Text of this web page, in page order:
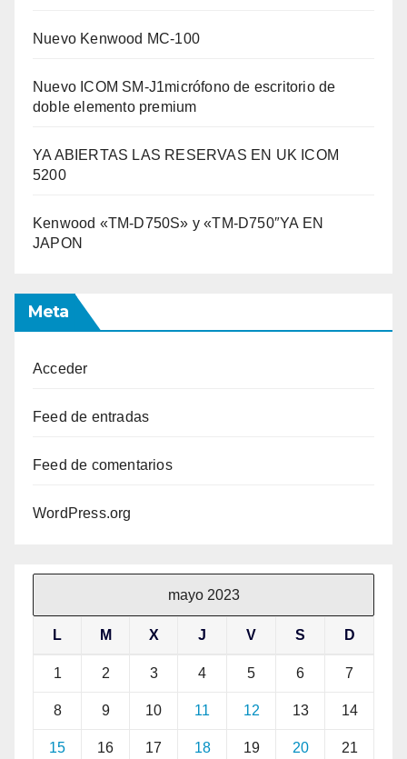
Nuevo Kenwood MC-100
Nuevo ICOM SM-J1micrófono de escritorio de
doble elemento premium
YA ABIERTAS LAS RESERVAS EN UK ICOM
5200
Kenwood «TM-D750S» y «TM-D750″YA EN
JAPON
Meta
Acceder
Feed de entradas
Feed de comentarios
WordPress.org
mayo 2023
L M X J V S D
1 2 3 4 5 6 7
8 9 10 11 12 13 14
15 16 17 18 19 20 21